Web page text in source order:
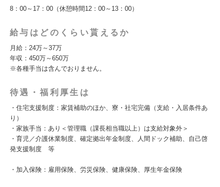
8：00～17：00（休憩時間12：00～13：00）
給与はどのくらい貰えるか
月給：24万～37万
年収：450万～650万
※各種手当は含んでおりません。
待遇・福利厚生は
・住宅支援制度：家賃補助のほか、寮・社宅完備（支給・入居条件あ
り）
・家族手当：あり＜管理職（課長相当職以上）は支給対象外＞
・育児／介護休業制度、確定拠出年金制度、人間ドック補助、自己啓
発支援制度 等
・加入保険：雇用保険、労災保険、健康保険、厚生年金保険